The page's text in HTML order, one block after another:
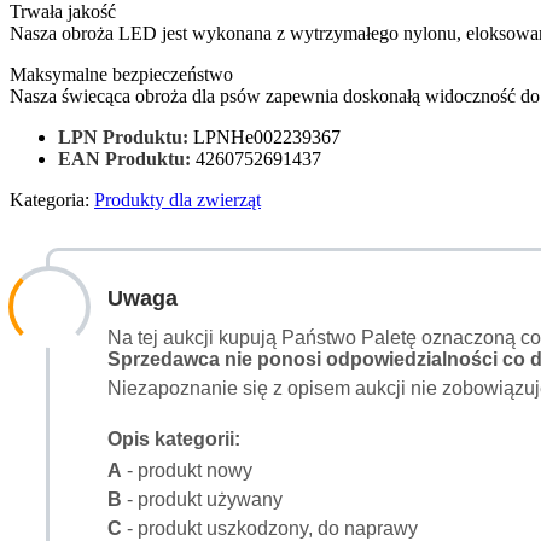
Trwała jakość
Nasza obroża LED jest wykonana z wytrzymałego nylonu,
Maksymalne bezpieczeństwo
Nasza świecąca obroża dla psów zapewnia doskonałą widoczność
LPN Produktu: LPNHe002239367
EAN Produktu: 4260752691437
Kategoria: Produkty dla zwierząt
Uwaga
Na tej aukcji kupują Państwo Paletę oznaczoną
Sprzedawca nie ponosi odpowiedzialności co
Niezapoznanie się z opisem aukcji nie
Opis kategorii:
A - produkt nowy
B - produkt używany
C - produkt uszkodzony, do naprawy